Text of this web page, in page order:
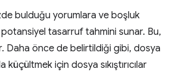
bulduğu yorumlara ve boşluk
tasarruf tahmini sunar. Bu,
Daha önce de belirtildiği gibi, dosya
için dosya sıkıştırıcılar